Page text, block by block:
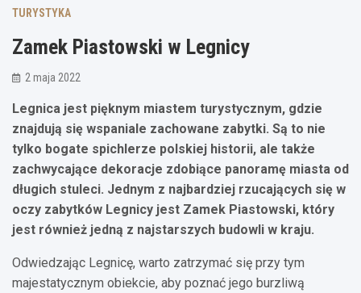
TURYSTYKA
Zamek Piastowski w Legnicy
2 maja 2022
Legnica jest pięknym miastem turystycznym, gdzie
znajdują się wspaniale zachowane zabytki. Są to nie
tylko bogate spichlerze polskiej historii, ale także
zachwycające dekoracje zdobiące panoramę miasta od
długich stuleci. Jednym z najbardziej rzucających się w
oczy zabytków Legnicy jest Zamek Piastowski, który
jest również jedną z najstarszych budowli w kraju.
Odwiedzając Legnicę, warto zatrzymać się przy tym
majestatycznym obiekcie, aby poznać jego burzliwą